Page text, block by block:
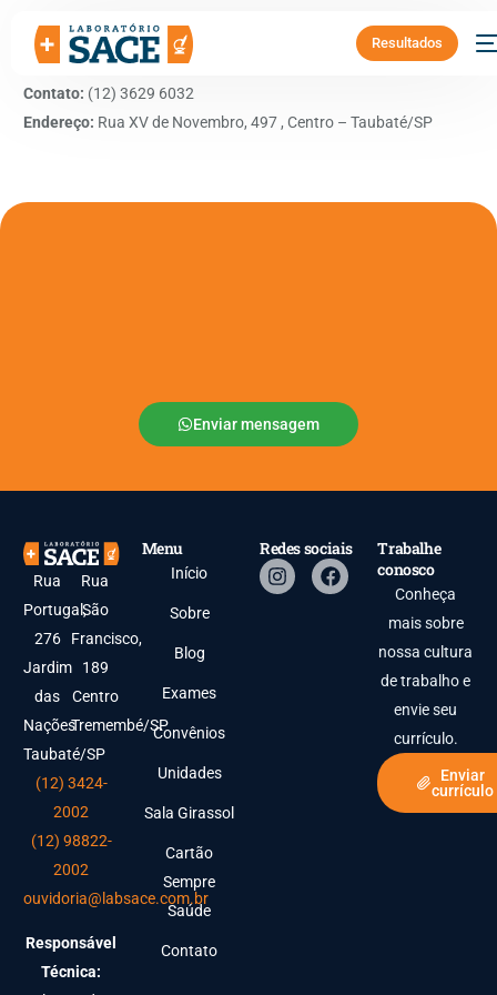
Resultados
Benefício:10% de desconto em refeições do dia.
Contato: (12) 3629 6032
Endereço: Rua XV de Novembro, 497 , Centro – Taubaté/SP
Enviar mensagem
Rua
Portugal,
276
Jardim
das
Nações
Taubaté/SP
Rua
São
Francisco,
189
Centro
Tremembé/SP
(12) 3424-
2002
(12) 98822-
2002
ouvidoria@labsace.com.br
Responsável
Técnica:
Menu
Início
Sobre
Blog
Exames
Convênios
Unidades
Sala Girassol
Cartão
Sempre
Saúde
Contato
Redes sociais
Trabalhe
conosco
Conheça
mais sobre
nossa cultura
de trabalho e
envie seu
currículo.
Enviar
currículo